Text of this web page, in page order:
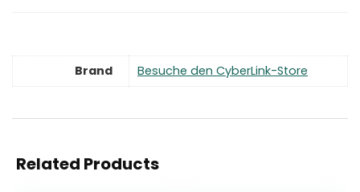
Brand Besuche den CyberLink-Store
Related Products